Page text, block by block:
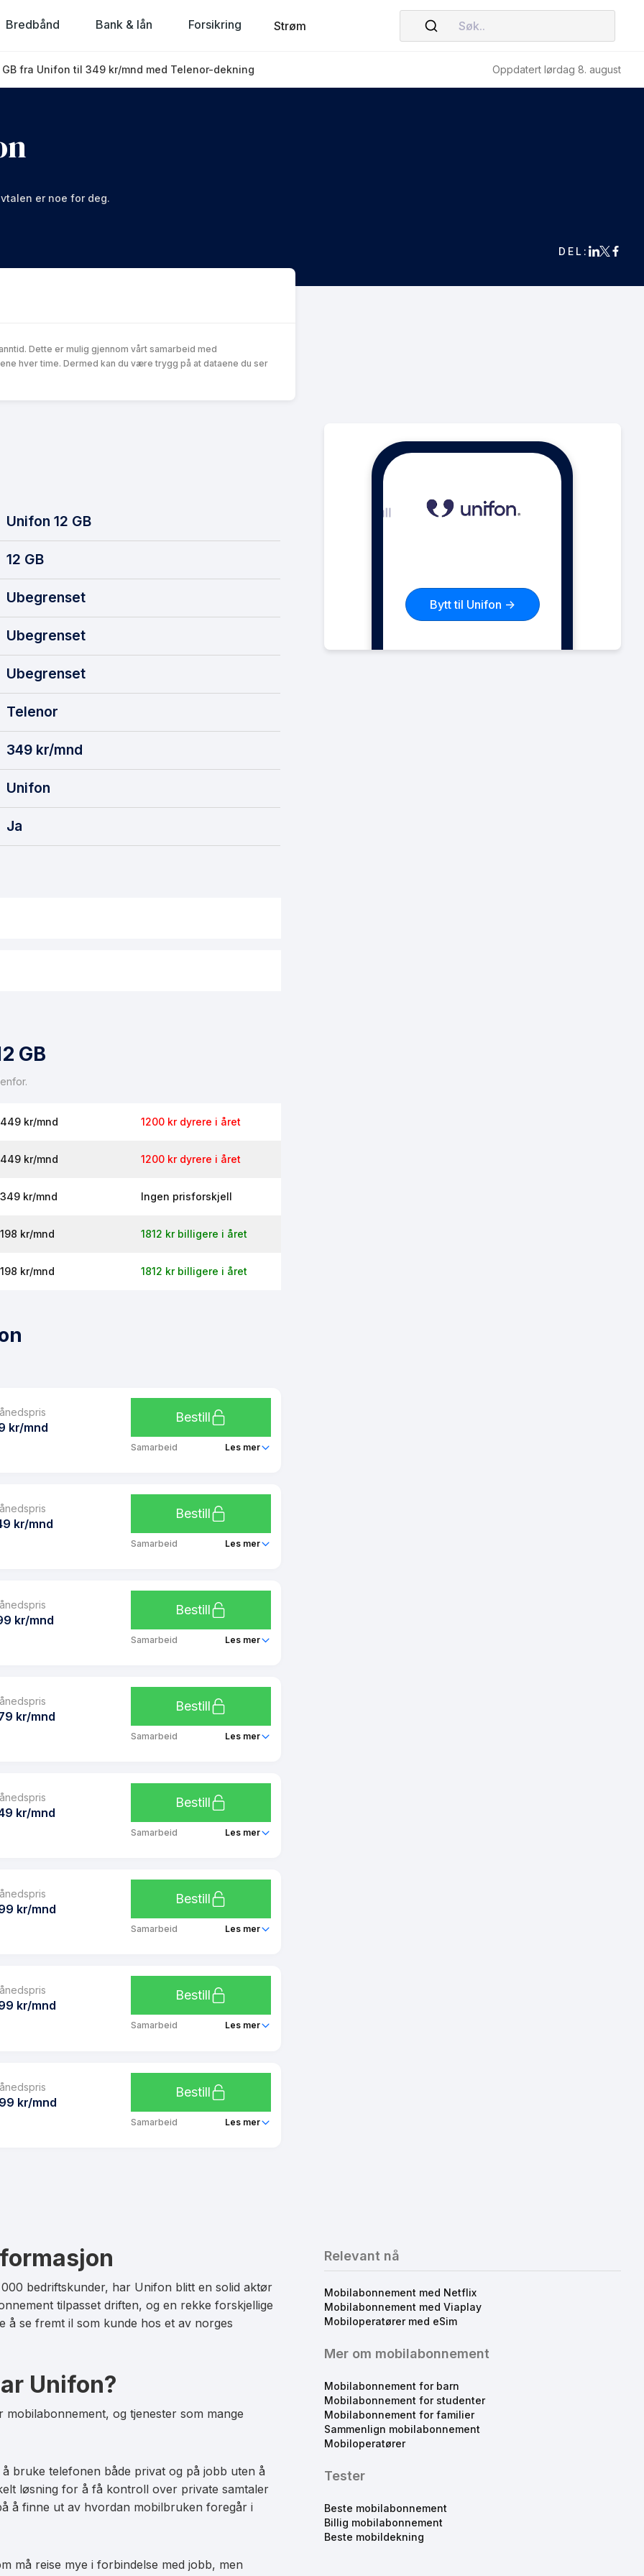
Bredbånd Bank & lån Forsikring Strøm Søk..
GB fra Unifon til 349 kr/mnd med Telenor-dekning Oppdatert lørdag 8. august
er noe for deg.
DEL:
Dette er mulig gjennom vårt samarbeid med
hver time. Dermed kan du være trygg på at dataene du ser
Unifon 12 GB
12 GB
Ubegrenset
Ubegrenset
Ubegrenset
Telenor
349 kr/mnd
Unifon
Ja
GB
449 kr/mnd 1200 kr dyrere i året
449 kr/mnd 1200 kr dyrere i året
349 kr/mnd Ingen prisforskjell
198 kr/mnd 1812 kr billigere i året
198 kr/mnd 1812 kr billigere i året
kr/mnd
Bestill
Samarbeid Les mer
Ubegrenset
Ubegrenset
kr/mnd
Bestill
Samarbeid Les mer
Ubegrenset
Ubegrenset
kr/mnd
Bestill
Samarbeid Les mer
Ubegrenset
Ubegrenset
kr/mnd
Bestill
Samarbeid Les mer
Ubegrenset
Ubegrenset
kr/mnd
Bestill
Samarbeid Les mer
Ubegrenset
Ubegrenset
kr/mnd
Bestill
Samarbeid Les mer
Ubegrenset
Ubegrenset
kr/mnd
Bestill
Samarbeid Les mer
Ubegrenset
Ubegrenset
kr/mnd
Bestill
Samarbeid Les mer
Ja
Bytt til Unifon ->
bedriftskunder, har Unifon blitt en solid aktør
tilpasset driften, og en rekke forskjellige
å se fremt il som kunde hos et av norges
Unifon?
og tjenester som mange
bruke telefonen både privat og på jobb uten å
løsning for å få kontroll over private samtaler
å finne ut av hvordan mobilbruken foregår i
må reise mye i forbindelse med jobb, men
Relevant nå
Mobilabonnement med Netflix
Mobilabonnement med Viaplay
Mobiloperatører med eSim
Mer om mobilabonnement
Mobilabonnement for barn
Mobilabonnement for studenter
Mobilabonnement for familier
Sammenlign mobilabonnement
Mobiloperatører
Tester
Beste mobilabonnement
Billig mobilabonnement
Beste mobildekning